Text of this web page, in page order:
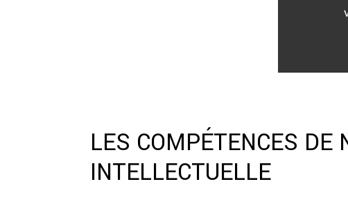
LES COMPÉTENCES DE
INTELLECTUELLE